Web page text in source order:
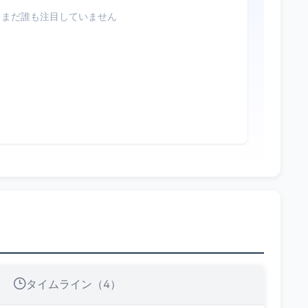
まだ誰も注目していません
タイムライン（4）